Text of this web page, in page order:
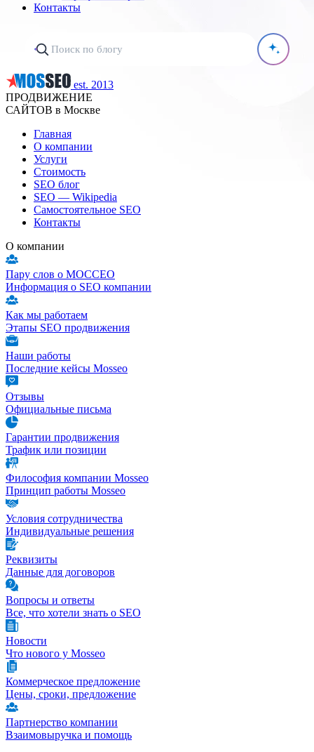
Контакты
est. 2013
ПРОДВИЖЕНИЕ
САЙТОВ в Москве
Главная
О компании
Услуги
Стоимость
SEO блог
SEO — Wikipedia
Самостоятельное SEO
Контакты
О компании
Пару слов о МОССЕО
Информация о SEO компании
Как мы работаем
Этапы SEO продвижения
Наши работы
Последние кейсы Mosseo
Отзывы
Официальные письма
Гарантии продвижения
Трафик или позиции
Философия компании Mosseo
Принцип работы Mosseo
Условия сотрудничества
Индивидуальные решения
Реквизиты
Данные для договоров
Вопросы и ответы
Все, что хотели знать о SEO
Новости
Что нового у Mosseo
Коммерческое предложение
Цены, сроки, предложение
Партнерство компании
Взаимовыручка и помощь